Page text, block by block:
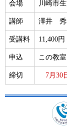
会場 川崎市
講師 澤井 秀
受講料 11,400
申込 この教
締切 7月30